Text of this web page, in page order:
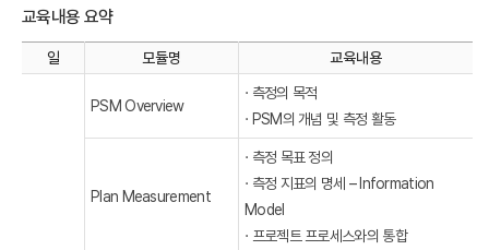
교육내용 요약
일 모듈명 교육내용
PSM Overview
· 측정의 목적
· PSM의 개념 및 측정 활동
Plan Measurement
· 측정 목표 정의
· 측정 지표의 명세 – Information
Model
· 프로젝트 프로세스와의 통합